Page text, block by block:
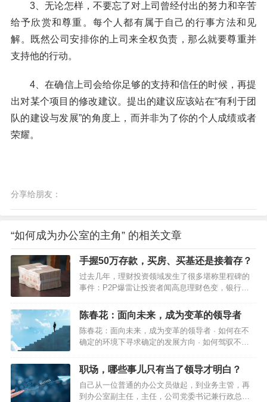
3、无论怎样，不要忘了对上司曾经付出的努力和辛苦
给予欣赏和尊重。每个人都有属于自己的行事方法和见
解。既然公司安排你的上司来全权负责，那么就要尊重并
支持他的行动。
4、在确信上司会给你足够的支持和信任的时候，再提
出对某个项目的修改建议。提出的建议应该站在“有利于团
队的建设与发展”的角度上，而并非为了你的个人成绩或者
荣耀。
分享给朋友：
“如何成为办公室的主角” 的相关文章
手握50万存款，买房、买基还是接着存？
过去几年，理财投资领域发生了很多堪称里程碑的
事件：P2P爆雷让投资者闻高息理财色变，银行理
话，股市大幅调整凸显基金高波动本色……似乎所
有的路都被堵上了，资金开始向存款回流。2022年
一季度，居民存款新增7.82万亿元，相比去年同期
多增1.14万亿元。与此同时，大家还是积极偿还或
少借贷款。2022年一季度，居民贷款新增1.26万亿
元，相比去年同期少增1.3万亿元。宏观数据能反映
体投资者而言，资金回流存款更多是无奈…
陈春花：面向未来，成为变革的领导者
陈春花：面向未来，成为变革的领导者 · 如何在不
确定的环境下寻求确定的发展方向 · 如何驾驭不确
平台 这是数智化生存环境中，领导者所要面对的一
系列挑战。 领导者要聚焦于确定组织的正确方向，
关注组织的未来，引导和影响组织成员…
职场，哪些事儿只有当了领导才明白？
自己从一位普通的办公文员做起，到业务主管，再
到办公室副主任，主任，公司党委书记兼行政总